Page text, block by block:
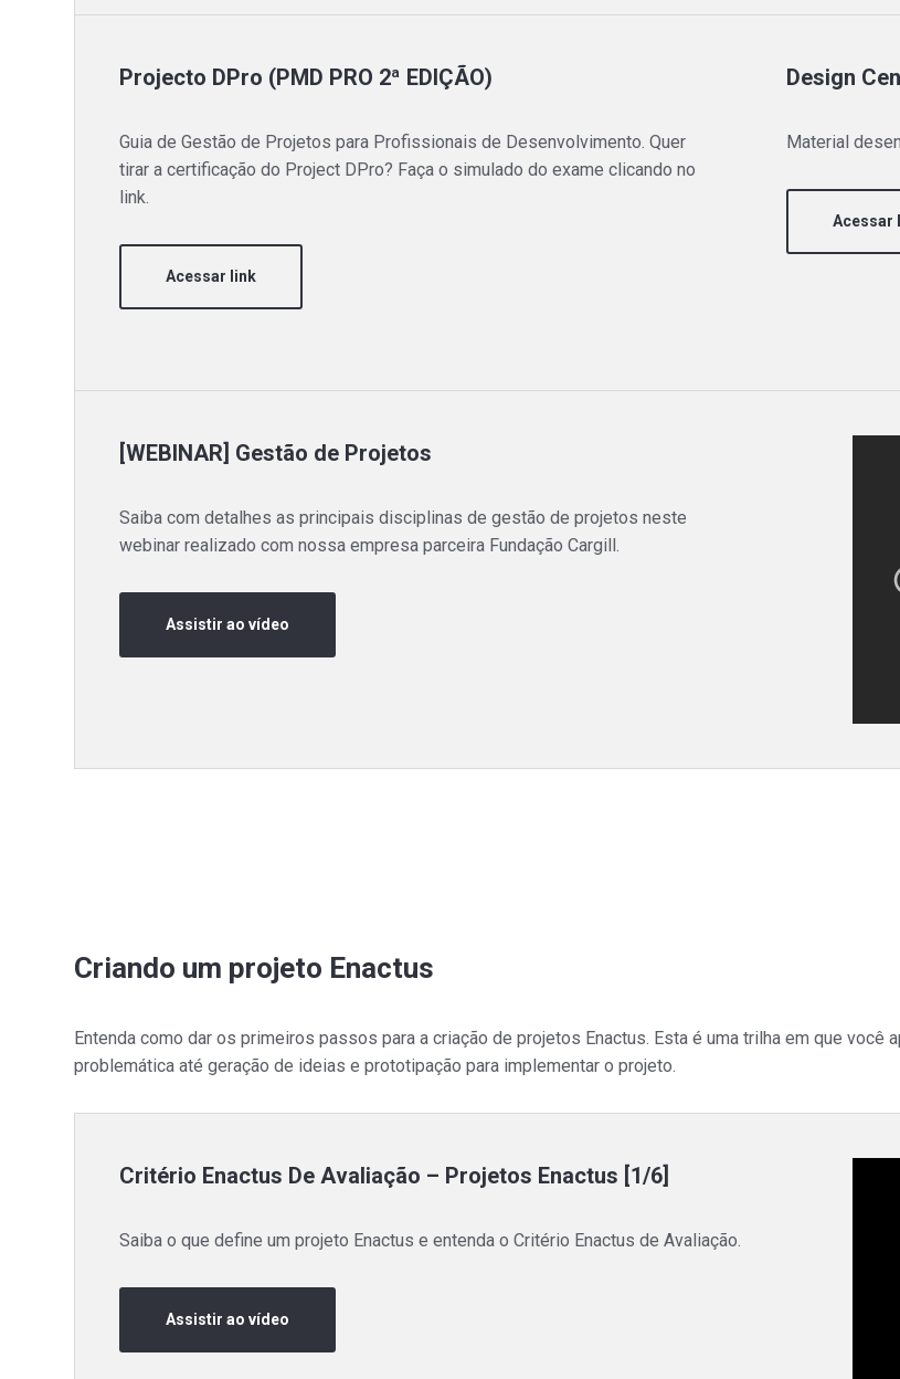
Projecto DPro (PMD PRO 2ª EDIÇÃO)
Guia de Gestão de Projetos para Profissionais de Desenvolvimento. Quer
tirar a certificação do Project DPro? Faça o simulado do exame clicando no
link.
Acessar link
Design
Material
Acessar
[WEBINAR] Gestão de Projetos
Saiba com detalhes as principais disciplinas de gestão de projetos neste
webinar realizado com nossa empresa parceira Fundação Cargill.
Assistir ao vídeo
Criando um projeto Enactus
Entenda como dar os primeiros passos para a criação de projetos Enactus. Esta é uma trilha em que você
problemática até geração de ideias e prototipação para implementar o projeto.
Critério Enactus De Avaliação – Projetos Enactus [1/6]
Saiba o que define um projeto Enactus e entenda o Critério Enactus de Avaliação.
Assistir ao vídeo